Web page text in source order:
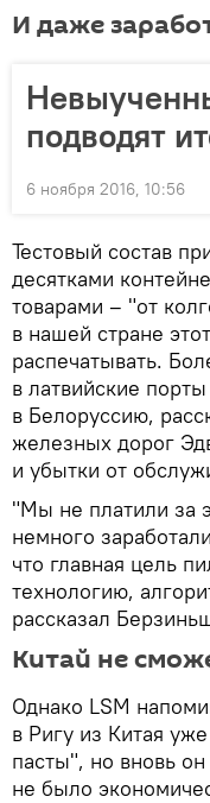
И даже
подводят
6 ноября 2016, 10:56
Тестовый состав
десятками
товарами – "от
в нашей стране
распечатывать.
в латвийские
в Белоруссию,
железных дорог
и убытки от
"Мы не платили за
немного
что главная цель
технологию,
рассказал
Китай не
Однако LSM
в Ригу из Китая
пасты", но вновь
не было